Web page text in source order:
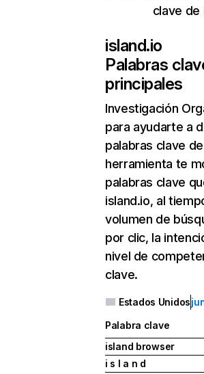
clave de
island.io
Palabras
principales
Investigación
para ayudarte a
palabras clave
herramienta te
palabras clave
island.io, al
volumen de
por clic, la
nivel de
clave.
Estados Unidos
Palabra clave
island browser
i s l a n d